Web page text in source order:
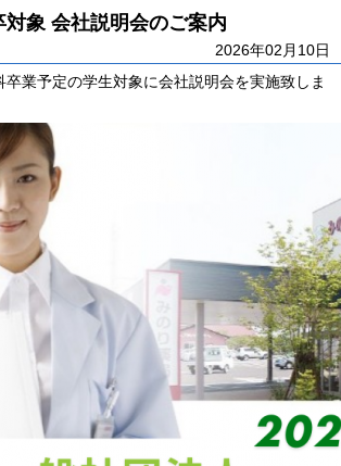
象 会社説明会のご案内
2026年02月10日
業予定の学生対象に会社説明会を実施致しま